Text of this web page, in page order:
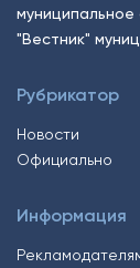
"Вестник"
Рубрикатор
Новости
Официально
Информация